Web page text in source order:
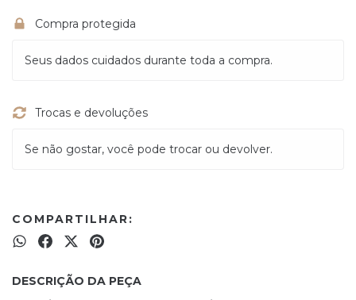
Compra protegida
Seus dados cuidados durante toda a compra.
Trocas e devoluções
Se não gostar, você pode trocar ou devolver.
COMPARTILHAR:
DESCRIÇÃO DA PEÇA